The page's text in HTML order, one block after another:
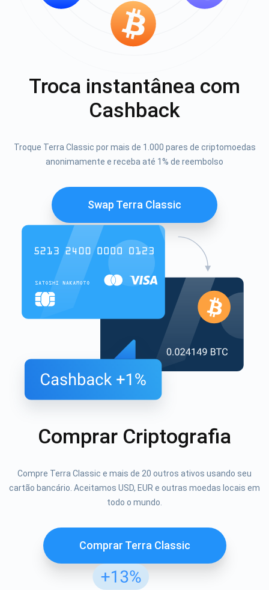
Troca instantânea com
Cashback
Troque Terra Classic por mais de 1.000 pares de criptomoedas
anonimamente e receba até 1% de reembolso
Swap Terra Classic
Comprar Criptografia
Compre Terra Classic e mais de 20 outros ativos usando seu
cartão bancário. Aceitamos USD, EUR e outras moedas locais em
todo o mundo.
Comprar Terra Classic